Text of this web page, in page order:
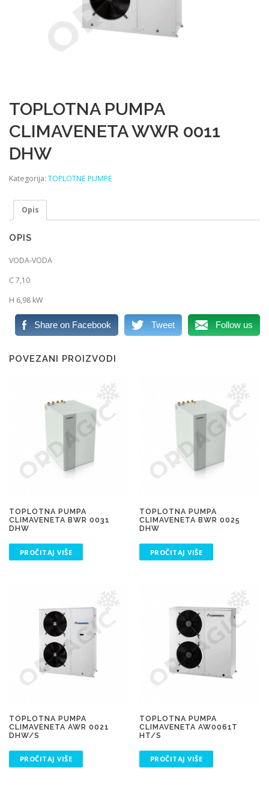
TOPLOTNA PUMPA
CLIMAVENETA WWR 0011
DHW
Kategorija: TOPLOTNE PUMPE
Opis
OPIS
VODA-VODA
C 7,10
H 6,98 kW
Share on Facebook Tweet Follow us
POVEZANI PROIZVODI
TOPLOTNA PUMPA
CLIMAVENETA BWR 0031
DHW
PROČITAJ VIŠE
TOPLOTNA PUMPA
CLIMAVENETA BWR 0025
DHW
PROČITAJ VIŠE
TOPLOTNA PUMPA
CLIMAVENETA AWR 0021
DHW/S
PROČITAJ VIŠE
TOPLOTNA PUMPA
CLIMAVENETA AW0061T
HT/S
PROČITAJ VIŠE